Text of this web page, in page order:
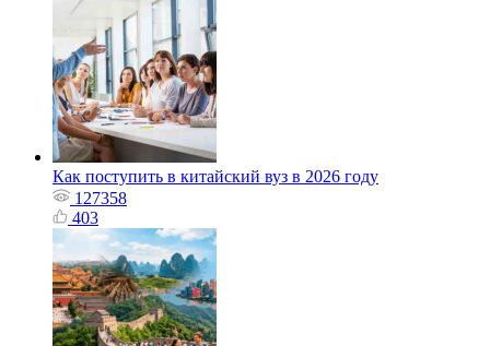
Как поступить в китайский вуз в 2026 году
127358
403